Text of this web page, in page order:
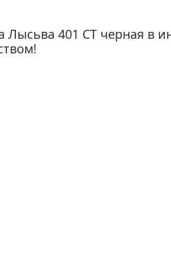
Лысьва 401 СТ черная в